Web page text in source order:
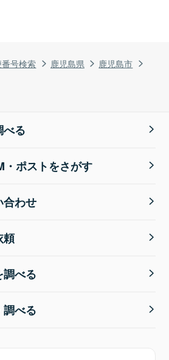
号検索 鹿児島県
鹿児島市
べる
・ポストをさがす
合わせ
頼
調べる
べる